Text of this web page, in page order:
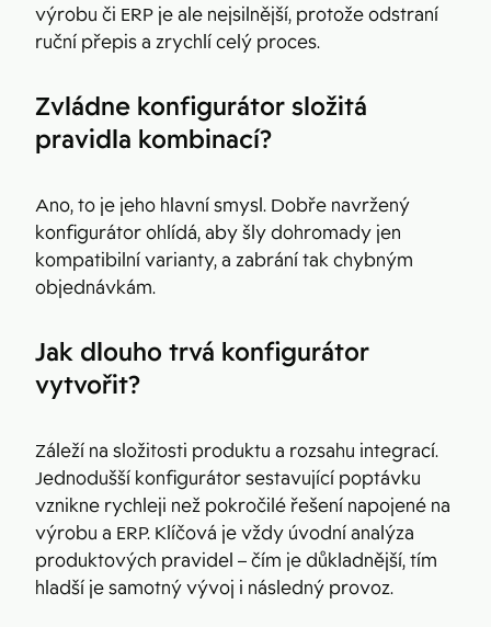
výrobu či ERP je ale nejsilnější, protože odstraní
ruční přepis a zrychlí celý proces.
Zvládne konfigurátor složitá
pravidla kombinací?
Ano, to je jeho hlavní smysl. Dobře navržený
konfigurátor ohlídá, aby šly dohromady jen
kompatibilní varianty, a zabrání tak chybným
objednávkám.
Jak dlouho trvá konfigurátor
vytvořit?
Záleží na složitosti produktu a rozsahu integrací.
Jednodušší konfigurátor sestavující poptávku
vznikne rychleji než pokročilé řešení napojené na
výrobu a ERP. Klíčová je vždy úvodní analýza
produktových pravidel – čím je důkladnější, tím
hladší je samotný vývoj i následný provoz.